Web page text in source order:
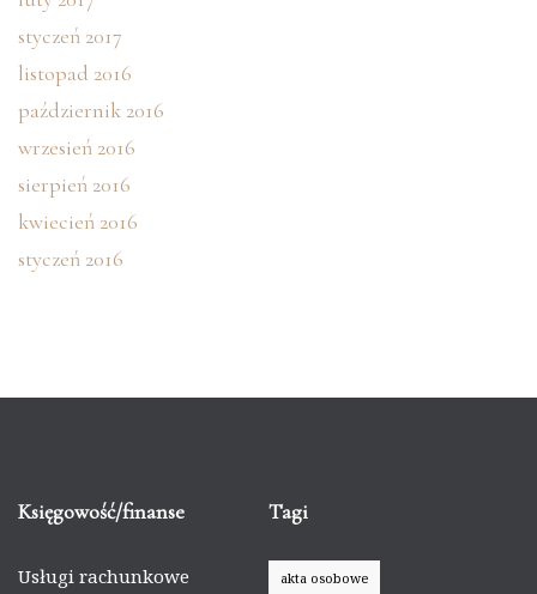
styczeń 2017
listopad 2016
październik 2016
wrzesień 2016
sierpień 2016
kwiecień 2016
styczeń 2016
Księgowość/finanse
Usługi rachunkowe
Tagi
akta osobowe